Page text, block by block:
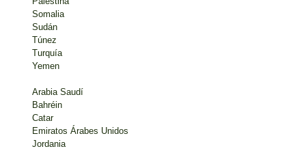
Somalia
Sudán
Túnez
Turquía
Yemen
Arabia Saudí
Bahréin
Catar
Emiratos Árabes Unidos
Jordania